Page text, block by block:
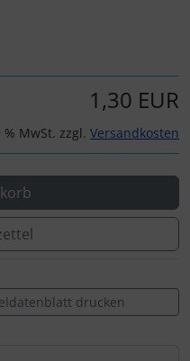
1,30 EUR
MwSt. zzgl. Versandkosten
drucken